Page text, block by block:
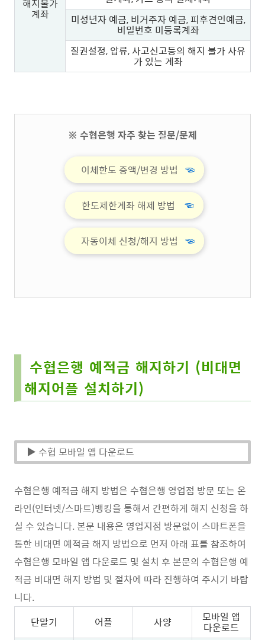
해지불가
계좌
미성년자 예금, 비거주자 예금, 피후견인예금,
비밀번호 미등록계좌
질권설정, 압류, 사고신고등의 해지 불가 사유
가 있는 계좌
※ 수협은행 자주 찾는 질문/문제
이체한도 증액/변경 방법 ☜
한도제한계좌 해제 방법 ☜
자동이체 신청/해지 방법 ☜
수협은행 예적금 해지하기 (비대면
해지어플 설치하기)
▶ 수협 모바일 앱 다운로드
수협은행 예적금 해지 방법은 수협은행 영업점 방문 또는 온
라인(인터넷/스마트)뱅킹을 통해서 간편하게 해지 신청을 하
실 수 있습니다. 본문 내용은 영업지점 방문없이 스마트폰을
통한 비대면 예적금 해지 방법으로 먼저 아래 표를 참조하여
수협은행 모바일 앱 다운로드 및 설치 후 본문의 수협은행 예
적금 비대면 해지 방법 및 절차에 따라 진행하여 주시기 바랍
니다.
단말기
어플 사양 모바일 앱
다운로드